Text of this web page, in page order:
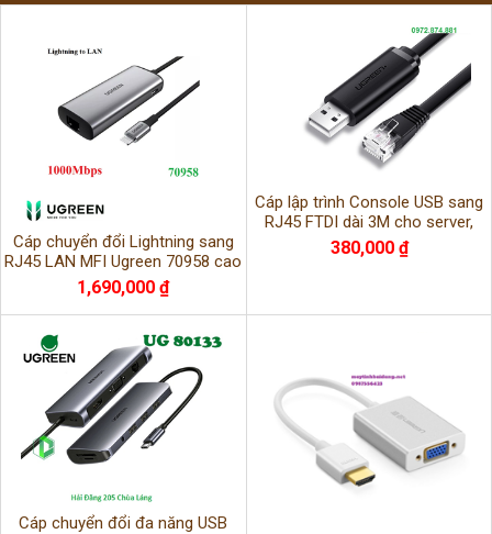
Cáp chuyển đổi Lightning sang
RJ45 LAN MFI Ugreen 70958 cao
cấp chính hãng
1,690,000 ₫
Cáp lập trình Console USB sang
RJ45 FTDI dài 3M cho server,
switch,chính hãng.
380,000 ₫
Cáp chuyển đổi đa năng USB